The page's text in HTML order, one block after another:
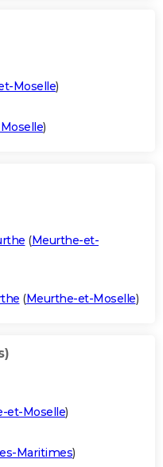
Moselle)
)
(Meurthe-et-
(Meurthe-et-Moselle)
et-Moselle)
Maritimes)